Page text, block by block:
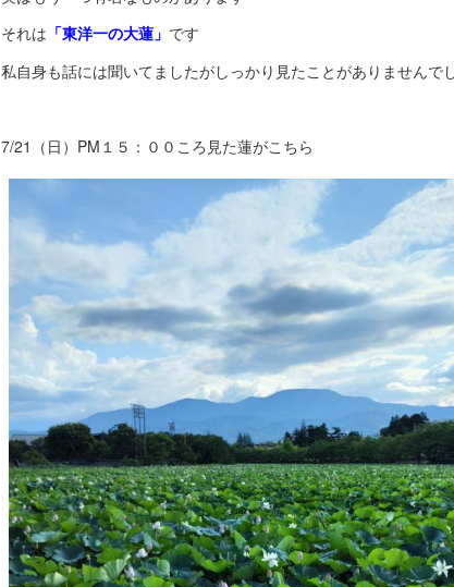
それは 「東洋一の大蓮」 です
私自身も話には聞いてましたがしっかり見たことがありませんで
7/21（日）PM１５：００ころ見た蓮がこちら